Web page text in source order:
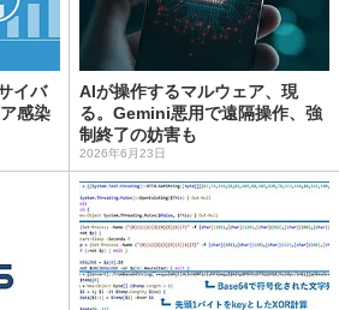
イバ
感染
AIが操作するマルウェア、現
る。Gemini悪用で遠隔操作、強
制終了の妨害も
2026年6月23日